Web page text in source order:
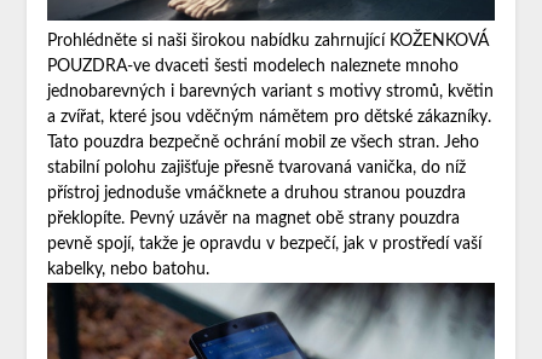
Prohlédněte si naši širokou nabídku zahrnující KOŽENKOVÁ
POUZDRA-ve dvaceti šesti modelech naleznete mnoho
jednobarevných i barevných variant s motivy stromů, květin
a zvířat, které jsou vděčným námětem pro dětské zákazníky.
Tato pouzdra bezpečně ochrání mobil ze všech stran. Jeho
stabilní polohu zajišťuje přesně tvarovaná vanička, do níž
přístroj jednoduše vmáčknete a druhou stranou pouzdra
překlopíte. Pevný uzávěr na magnet obě strany pouzdra
pevně spojí, takže je opravdu v bezpečí, jak v prostředí vaší
kabelky, nebo batohu.